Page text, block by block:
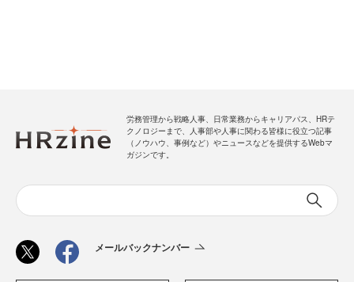
労務管理から戦略人事、日常業務からキャリアパス、HRテ
クノロジーまで、人事部や人事に関わる皆様に役立つ記事
（ノウハウ、事例など）やニュースなどを提供するWebマ
ガジンです。
メールバックナンバー